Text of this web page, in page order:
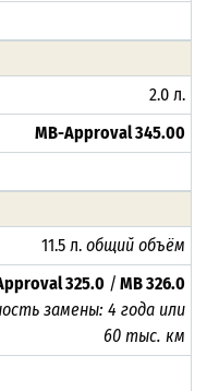
2.0 л.
MB-Approval345.00
11.5 л. общий объём
325.0 / MB 326.0
замены: 4 года или
60 тыс. км